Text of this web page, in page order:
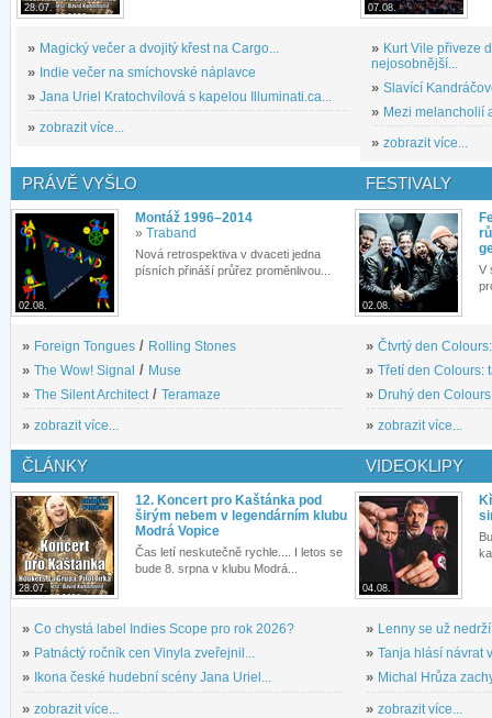
28.07.
» Magický večer a dvojitý křest na Cargo...
» Indie večer na smíchovské náplavce
» Jana Uriel Kratochvílová s kapelou Illuminati.ca...
» zobrazit více...
07.08.
» Kurt Vile přiveze
nejosobnější...
» Slavící
» Mezi melancholií
» zobrazit více...
PRÁVĚ VYŠLO
02.08.
Montáž 1996–2014
» Traband
Nová retrospektiva v dvaceti jedna
písních přináší průřez proměnlivou...
» Foreign Tongues / Rolling Stones
» The Wow! Signal / Muse
» The Silent Architect/ Teramaze
» zobrazit více...
FESTIVALY
02.08.
V
» Čtvrtý den
» Třetí den Colours:
» Druhý den
» zobrazit více...
ČLÁNKY
28.07.
12. Koncert pro Kaštánka pod
širým nebem v legendárním klubu
Modrá Vopice
Čas letí neskutečně rychle.... I letos se
bude 8. srpna v klubu Modrá...
» Co chystá label Indies Scope pro rok 2026?
» Patnáctý ročník cen Vinyla zveřejnil...
»
Ikona české hudební scény Jana Uriel...
» zobrazit více...
VIDEOKLIPY
04.08.
» Lenny se už
» Tanja hlásí návrat
» Michal Hrůza
» zobrazit více...